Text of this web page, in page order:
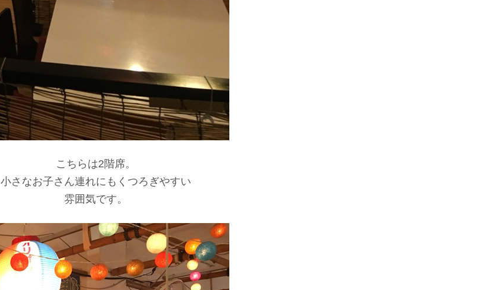
こちらは2階席。
小さなお子さん連れにもくつろぎやすい
雰囲気です。